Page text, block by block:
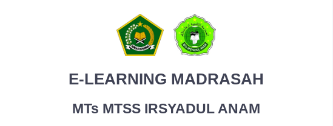
E-LEARNING MADRASAH
MTs MTSS IRSYADUL ANAM